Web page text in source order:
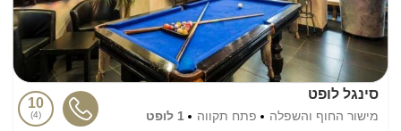
סינגל לופט
מישור החוף והשפלה פתח תקווה 1 לופט
10
4